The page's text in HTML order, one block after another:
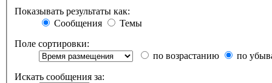
Показывать результаты как:
Сообщения
Темы
Поле сортировки:
по возрастанию
по
Искать сообщения за: